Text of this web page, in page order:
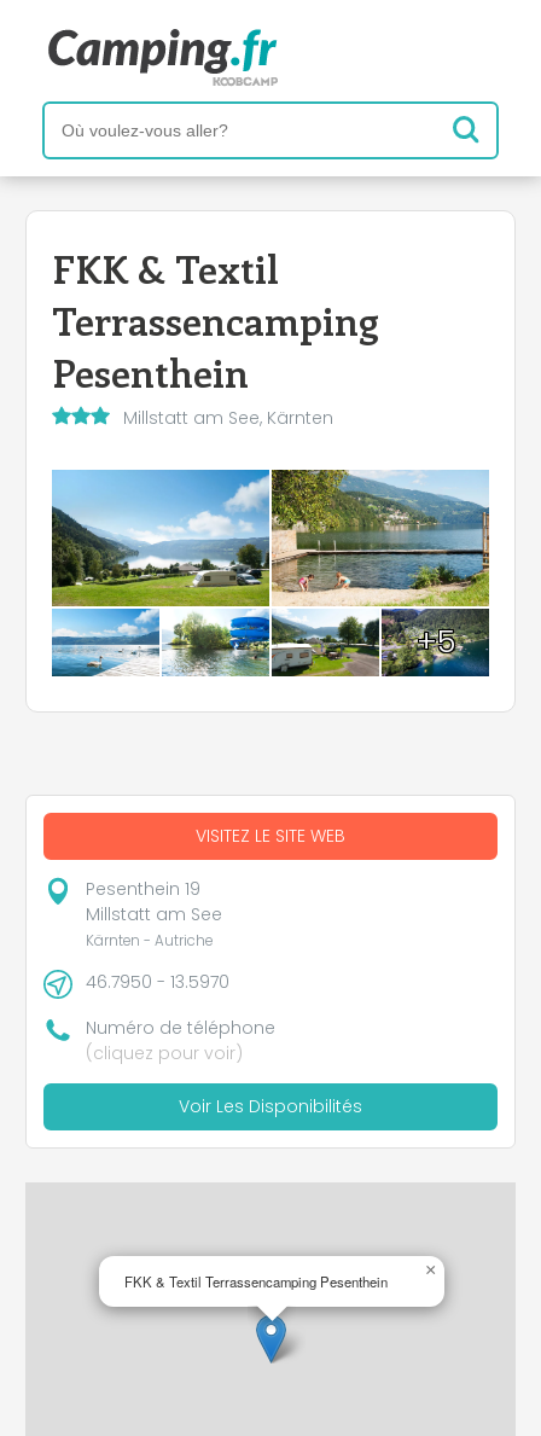
FKK & Textil
Terrassencamping
Pesenthein
Millstatt am See, Kärnten
+5
VISITEZ LE SITE WEB
Pesenthein 19
Millstatt am See
Kärnten - Autriche
46.7950 - 13.5970
Numéro de téléphone
(cliquez pour voir)
Voir Les Disponibilités
FKK & Textil Terrassencamping Pesenthein
×